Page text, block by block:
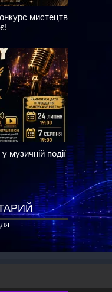
мистецтв
музичній події